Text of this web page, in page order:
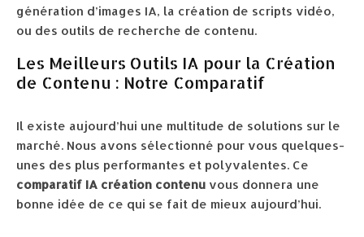
génération d’images IA, la création de scripts vidéo,
ou des outils de recherche de contenu.
Les Meilleurs Outils IA pour la Création
de Contenu : Notre Comparatif
Il existe aujourd’hui une multitude de solutions sur le
marché. Nous avons sélectionné pour vous quelques-
unes des plus performantes et polyvalentes. Ce
comparatif IA création contenu vous donnera une
bonne idée de ce qui se fait de mieux aujourd’hui.